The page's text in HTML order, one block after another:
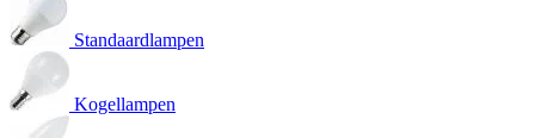
Standaardlampen
Kogellampen